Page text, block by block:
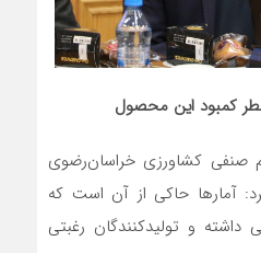
کمبود این محصول
صنفی کشاورزی خراسان‌رضوی
آمارها حاکی از آن است که
و تولیدکنندگان رغبتی